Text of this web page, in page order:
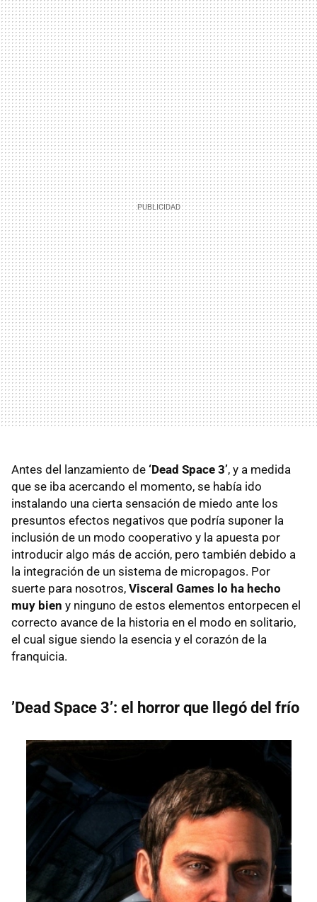
Antes del lanzamiento de ‘Dead Space 3’, y a medida
que se iba acercando el momento, se había ido
instalando una cierta sensación de miedo ante los
presuntos efectos negativos que podría suponer la
inclusión de un modo cooperativo y la apuesta por
introducir algo más de acción, pero también debido a
la integración de un sistema de micropagos. Por
suerte para nosotros, Visceral Games lo ha hecho
muy bien y ninguno de estos elementos entorpecen el
correcto avance de la historia en el modo en solitario,
el cual sigue siendo la esencia y el corazón de la
franquicia.
’Dead Space 3’: el horror que llegó del frío